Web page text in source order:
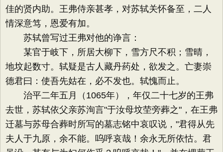
佳的贤内助。王弗侍亲甚孝，对苏轼关怀备至，二人
情深意笃，恩爱有加。
苏轼曾写过王弗对他的诤言：
某官于岐下，所居大柳下，雪方尺不积；雪晴，
地坟起数寸。轼疑是古人藏丹药处，欲发之。亡妻崇
德君曰：使吾先姑在，必不发也。轼愧而止。
治平二年五月（1065年），年仅二十七岁的王弗
去世，苏轼依父亲苏洵言"于汝母坟茔旁葬之"，在王弗
迁墓与苏母合葬时所写的墓志铭中哀叹说，"君得从先
夫人于九原，余不能。呜呼哀哉！余永无所依怙。君